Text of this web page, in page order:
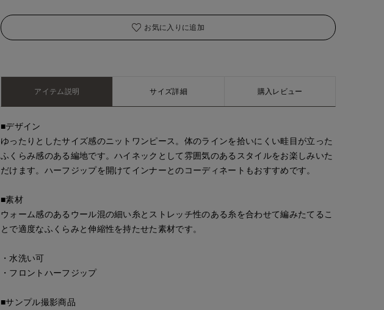
お気に入りに追加
アイテム説明 サイズ詳細 購入レビュー
■デザイン
ゆったりとしたサイズ感のニットワンピース。体のラインを拾いにくい畦目が立った
ふくらみ感のある編地です。ハイネックとして雰囲気のあるスタイルをお楽しみいた
だけます。ハーフジップを開けてインナーとのコーディネートもおすすめです。
■素材
ウォーム感のあるウール混の細い糸とストレッチ性のある糸を合わせて編みたてるこ
とで適度なふくらみと伸縮性を持たせた素材です。
・水洗い可
・フロントハーフジップ
■サンプル撮影商品